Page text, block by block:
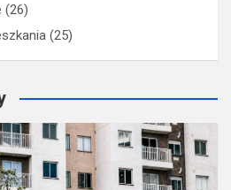
(26)
(25)